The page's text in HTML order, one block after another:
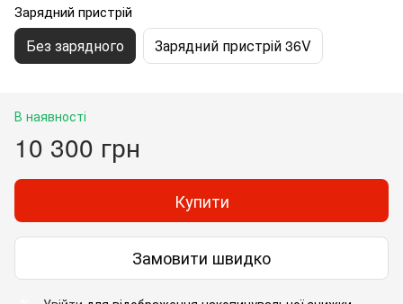
Зарядний пристрій
Без зарядного Зарядний пристрій 36V
В наявності
10 300 грн
Купити
Замовити швидко